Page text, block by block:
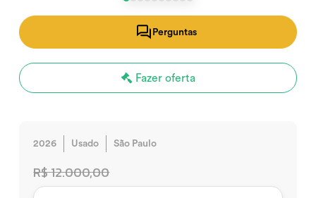
Perguntas
Fazer oferta
2026 Usado São Paulo
R$ 12.000,00